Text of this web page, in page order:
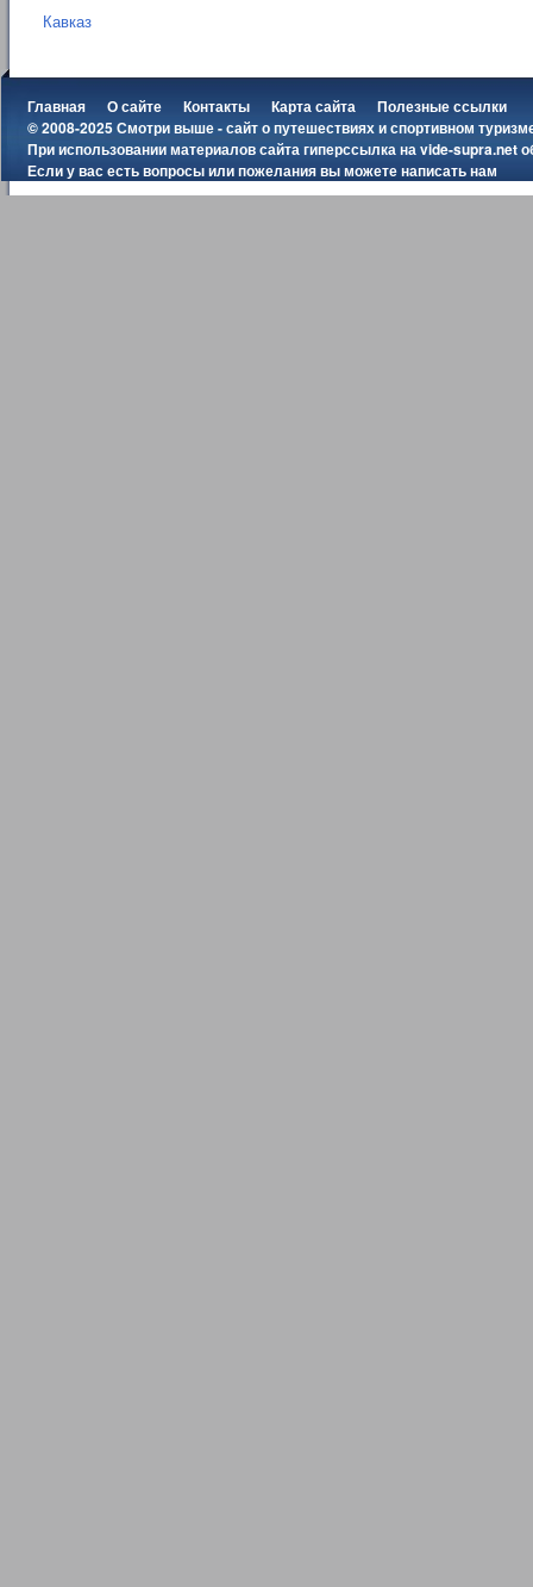
Кавказ
Главная О сайте Контакты Карта сайта
Полезные ссылки
© 2008-2025 Смотри выше - сайт о путешествиях и спортивном
При использовании материалов сайта гиперссылка наvide-supra.net
Если у вас есть вопросы или пожелания вы можетенаписать нам